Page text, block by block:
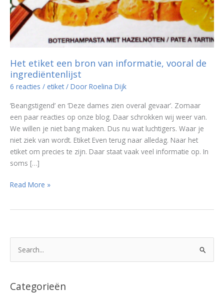
Het etiket een bron van informatie, vooral de
ingrediëntenlijst
6 reacties / etiket/ Door Roelina Dijk
‘Beangstigend’ en ‘Deze dames zien overal gevaar’. Zomaar
een paar reacties op onze blog. Daar schrokken wij weer van.
We willen je niet bang maken. Dus nu wat luchtigers. Waar je
niet ziek van wordt. Etiket Even terug naar alledag. Naar het
etiket om precies te zijn. Daar staat vaak veel informatie op. In
soms […]
Het
een
vooral
de
Read More »
k
Categorieën